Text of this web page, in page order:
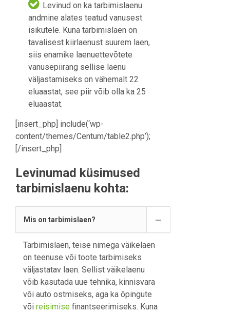
Levinud on ka tarbimislaenu
andmine alates teatud vanusest
isikutele. Kuna tarbimislaen on
tavalisest kiirlaenust suurem laen,
siis enamike laenuettevõtete
vanusepiirang sellise laenu
väljastamiseks on vähemalt 22
eluaastat, see piir võib olla ka 25
eluaastat.
[insert_php] include(‘wp-
content/themes/Centum/table2.php’);
[/insert_php]
Levinumad küsimused
tarbimislaenu kohta:
Mis on tarbimislaen?
Tarbimislaen, teise nimega väikelaen
on teenuse või toote tarbimiseks
väljastatav laen. Sellist väikelaenu
võib kasutada uue tehnika, kinnisvara
või auto ostmiseks, aga ka õpingute
või reisimise finantseerimiseks. Kuna